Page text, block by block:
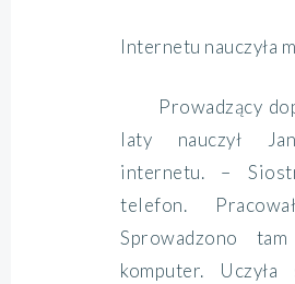
Internetu nauczyła
Prowadzący
laty nauczył
internetu. –
telefon.
Sprowadzono
komputer.